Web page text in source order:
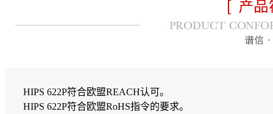
HIPS 622P符合欧盟REACH认可。
HIPS 622P符合欧盟RoHS指令的要求。